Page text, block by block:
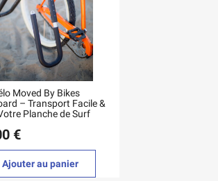
Moved By Bikes
– Transport Facile &
Planche de Surf
€
Ajouter au panier